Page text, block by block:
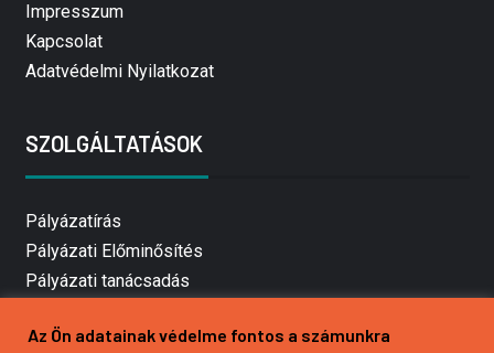
Impresszum
Kapcsolat
Adatvédelmi Nyilatkozat
SZOLGÁLTATÁSOK
Pályázatírás
Pályázati Előminősítés
Pályázati tanácsadás
Mezőgazdasági pályázatírás
Az Ön adatainak védelme fontos a számunkra